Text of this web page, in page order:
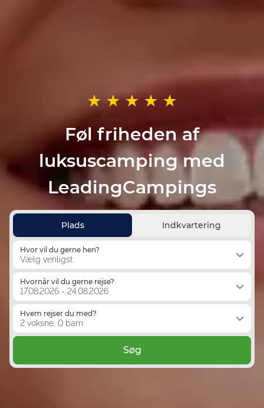
Føl friheden af
luksuscamping med
LeadingCampings
Plads Indkvartering
Hvor vil du gerne hen?
Vælg venligst
Hvornår vil du gerne rejse?
17.08.2026 - 24.08.2026
Hvem rejser du med?
2 voksne, 0 barn
Søg